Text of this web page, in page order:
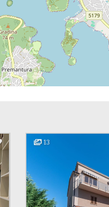
13